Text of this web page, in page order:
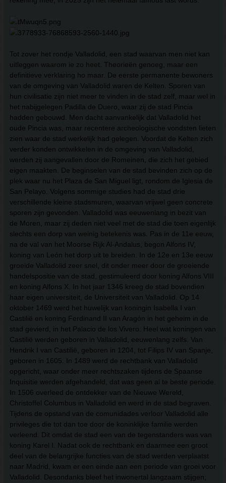
Tot zover het rondje Valladolid, een stad waarvan men niet kan
uitleggen waarom ie zo heet. Theorieën genoeg, maar een
definitieve verklaring ho maar. De eerste permanente bewoners
van de omgeving van Valladolid waren de Kelten. Sporen van
hun civilisatie zijn niet meer te vinden in de stad zelf, maar wel in
het nabijgelegen Padilla de Duero, waar zij de stad Pincia
hadden gebouwd. Men dacht aanvankelijk dat Valladolid het
oude Pincia was, maar recentere archeologische vondsten lieten
zien waar de stad werkelijk had gelegen. Voordat de Kelten zich
verder konden ontwikkelen in de omgeving van Valladolid,
werden zij aangevallen door de Romeinen, die zich het gebied
eigen maakten. De beginselen van de stad bevinden zich op de
plek waar nu het Plaza de San Miguel ligt, rondom de Iglesia de
San Pelayo. Volgens sommige studies had de stad drie
verschillende kleine stadsmuren, waarvan vrijwel geen concrete
sporen zijn gevonden. Valladolid was eeuwenlang in bezit van
de Moren, maar zij deden niet veel met de stad die toen eigenlijk
slechts een dorp van weinig betekenis was. Pas in de 11e eeuw,
na de val van het Moorse Rijk Al-Andalus, begon Alfons IV,
koning van León het dorp uit te breiden. In de 12e en 13e eeuw
groeide Valladolid zeer snel, dit onder meer door de groeiende
handelspositie van de stad, gestimuleerd door koning Alfons VIII
en koning Alfons X. In het jaar 1346 kreeg de stad bovendien
haar eigen universiteit, de Universiteit van Valladolid. Op 14
oktober 1469 werd het huwelijk van koningin Isabella I van
Castilië en koning Ferdinand II van Aragón in het geheim in de
stad gevierd, in het Palacio de los Vivero. Heel wat koningen van
Castilië werden geboren in Valladolid, eeuwenlang zelfs. Van
Hendrik I van Castilië, geboren in 1204, tot Filips IV van Spanje,
geboren in 1605. In 1489 werd de rechtbank van Valladolid
opgericht, waar onder meer rechtszaken tijdens de Spaanse
Inquisitie werden afgehandeld, dat was geen al te beste periode.
In 1506 overleed de ontdekker van de Nieuwe Wereld,
Christoffel Columbus in Valladolid en werd in de stad begraven.
Tijdens de opstand van de comunidades verloor Valladolid alle
privileges die tot dan toe door de koninklijke familie werden
verleend. Dit omdat de stad een van de tegenstanders was van
koning Karel I. Nadat ook de rechtbank en daarmee een groot
deel van de belangrijke functies van de stad werden verplaatst
naar Madrid, kwam er een einde aan een periode van groei voor
Valladolid. Desondanks bleef het inwonertal langzaam stijgen;